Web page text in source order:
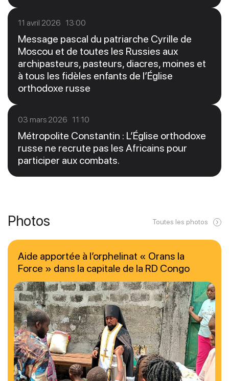
11 avril 2026 13:00
Message pascal du patriarche Cyrille de
Moscou et de toutes les Russies aux
archipasteurs, pasteurs, diacres, moines et
à tous les fidèles enfants de l’Église
orthodoxe russe
03 mars 2026 11:10
Métropolite Constantin : L’Église orthodoxe
russe ne recrute pas les Africains pour
participer aux combats.
Photos Toutes les photos
Aide apportée à l’orphelinat « Orans la
Force » dans la capitale de la RD Congo